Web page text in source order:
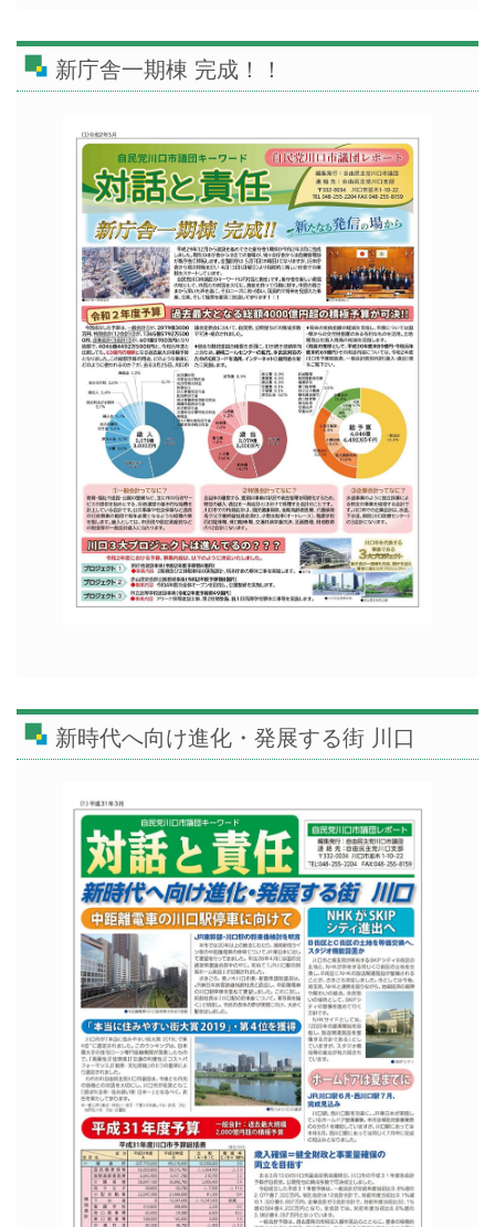
新庁舎一期棟 完成！！
新時代へ向け進化・発展する街 川口